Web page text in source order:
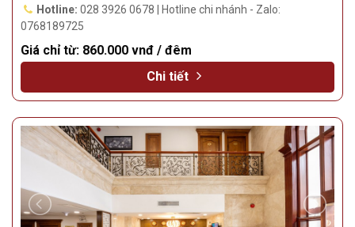
Hotline: 028 3926 0678 | Hotline chi nhánh - Zalo:
0768189725
Giá chỉ từ: 860.000 vnđ / đêm
Chi tiết